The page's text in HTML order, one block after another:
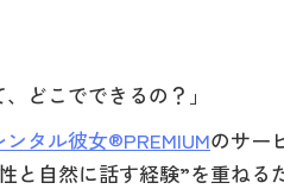
どこでできるの？」
ンタル彼女®PREMIUMのサー
と自然に話す経験”を重ねる